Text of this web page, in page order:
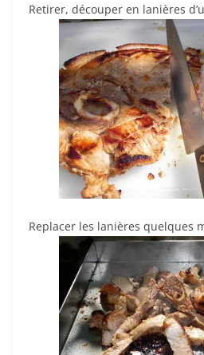
Retirer, découper en lanières
Replacer les lanières quelques